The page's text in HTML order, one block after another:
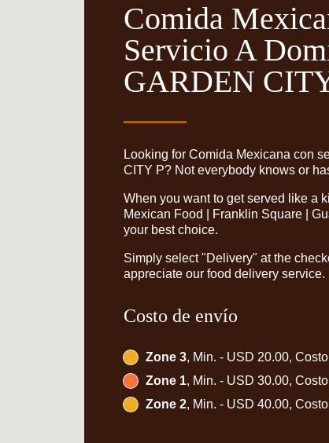
Comida
Servicio A
GARDEN
Looking for Comida Mexicana con
CITY P? Not everybody knows or
When you want to get served like a
Mexican Food | Franklin Square |
your best choice.
Simply select "Delivery" at the
appreciate our food delivery service.
Costo de envío
Zone 3, Min. - USD 20.00,
Zone 1, Min. - USD 30.00,
Zone 2, Min. - USD 40.00,